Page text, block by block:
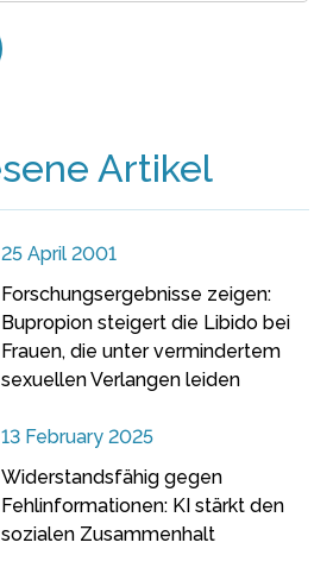
Artikel
25 April 2001
Forschungsergebnisse zeigen:
Bupropion steigert die Libido bei
Frauen, die unter vermindertem
sexuellen Verlangen leiden
13 February 2025
Widerstandsfähig gegen
Fehlinformationen: KI stärkt den
sozialen Zusammenhalt